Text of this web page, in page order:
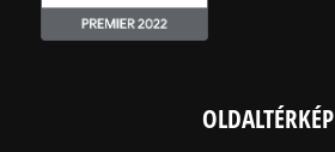
OLDALTÉRKÉP